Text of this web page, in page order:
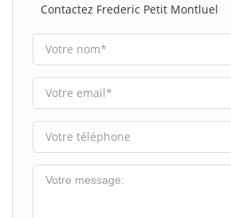
Contactez Frederic Petit Montluel